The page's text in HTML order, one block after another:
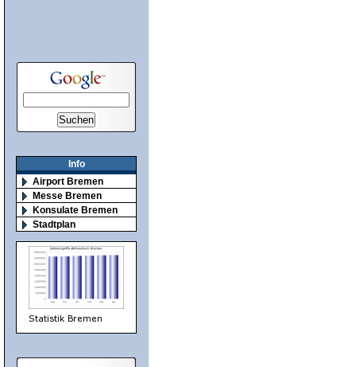
Info
Airport Bremen
Messe Bremen
Konsulate Bremen
Stadtplan